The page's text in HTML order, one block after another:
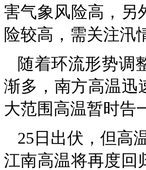
害气象风险高，另
险较高，需关注汛
随着环流形势调
渐多，南方高温迅
大范围高温暂时告
25日出伏，但高
江南高温将再度回